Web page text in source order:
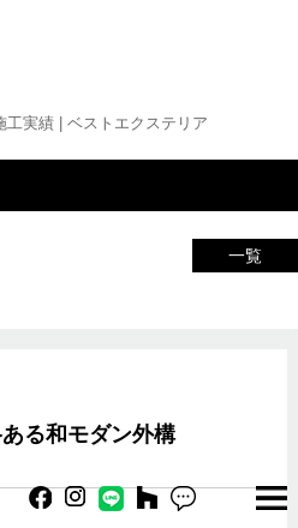
工実績 | ベストエクステリア
一覧
る和モダン外構